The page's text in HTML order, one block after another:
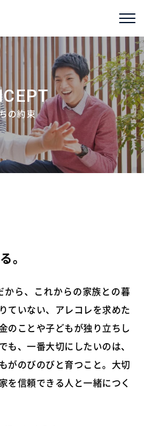
ント情報
の約束
。
から、これからの家族との暮
ていない、アレコレを求めた
のことや子どもが独り立ちし
でも、一番大切にしたいのは、
がのびのびと育つこと。 大切
を信頼できる人と一緒につく